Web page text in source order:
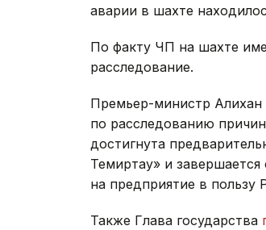
аварии в шахте
По факту ЧП на шахте
расследование.
Премьер-министр Алихан
по расследованию
достигнута
Темиртау» и
на предприятие в пользу
Также Глава государства